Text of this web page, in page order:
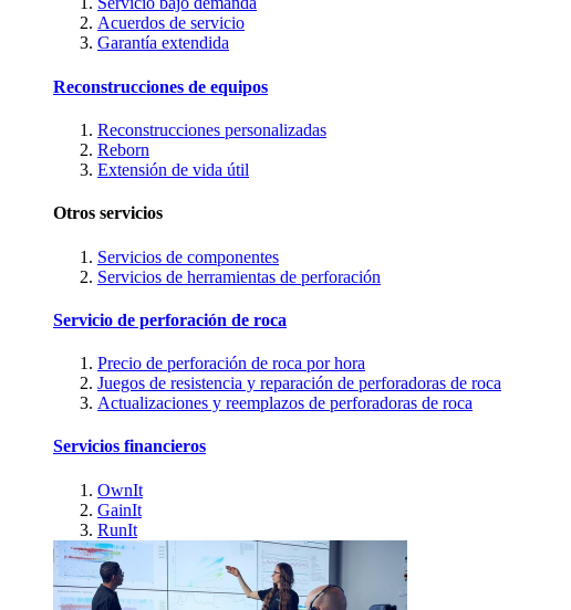
Acuerdos de servicio
Garantía extendida
Reconstrucciones de equipos
Reconstrucciones personalizadas
Reborn
Extensión de vida útil
Otros servicios
Servicios de componentes
Servicios de herramientas de perforación
Servicio de perforación de roca
Precio de perforación de roca por hora
Juegos de resistencia y reparación de perforadoras de roca
Actualizaciones y reemplazos de perforadoras de roca
Servicios financieros
OwnIt
GainIt
RunIt